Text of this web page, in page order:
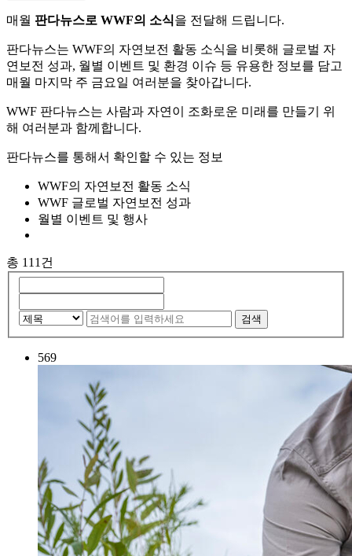
매월 판다뉴스로 WWF의 소식을 전달해 드립니다.
판다뉴스는 WWF의 자연보전 활동 소식을 비롯해 글로벌 자
연보전 성과, 월별 이벤트 및 환경 이슈 등 유용한 정보를 담고
매월 마지막 주 금요일 여러분을 찾아갑니다.
WWF 판다뉴스는 사람과 자연이 조화로운 미래를 만들기 위
해 여러분과 함께합니다.
판다뉴스를 통해서 확인할 수 있는 정보
WWF의 자연보전 활동 소식
WWF 글로벌 자연보전 성과
월별 이벤트 및 행사
총 111건
검색
569